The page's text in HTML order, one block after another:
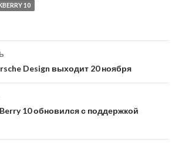
10
Design выходит 20 ноября
10 обновился с поддержкой